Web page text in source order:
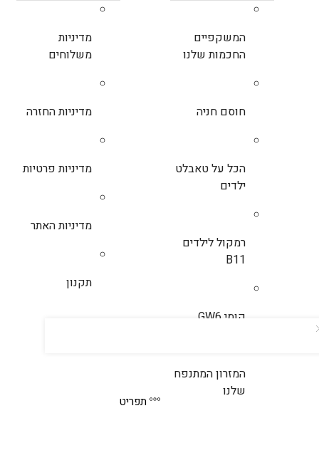
תפריט
המשקפיים
החכמות שלנו
חוסם חניה
הכל על טאבלט
ילדים
רמקול לילדים
B11
קומי GW6
המזרון המתנפח
שלנו
מדיניות
משלוחים
מדיניות החזרה
מדיניות פרטיות
מדיניות האתר
תקנון